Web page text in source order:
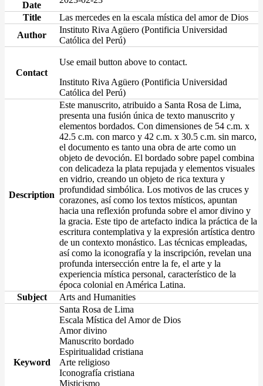
Date
Title
Las mercedes en la escala mística del amor de Dios
Author
Instituto Riva Agüero (Pontificia Universidad
Católica del Perú)
Contact
Use email button above to contact.
Instituto Riva Agüero (Pontificia Universidad
Católica del Perú)
Description
Este manuscrito, atribuido a Santa Rosa de Lima,
presenta una fusión única de texto manuscrito y
elementos bordados. Con dimensiones de 54 c.m. x
42.5 c.m. con marco y 42 c.m. x 30.5 c.m. sin marco,
el documento es tanto una obra de arte como un
objeto de devoción. El bordado sobre papel combina
con delicadeza la plata repujada y elementos visuales
en vidrio, creando un objeto de rica textura y
profundidad simbólica. Los motivos de las cruces y
corazones, así como los textos místicos, apuntan
hacia una reflexión profunda sobre el amor divino y
la gracia. Este tipo de artefacto indica la práctica de la
escritura contemplativa y la expresión artística dentro
de un contexto monástico. Las técnicas empleadas,
así como la iconografía y la inscripción, revelan una
profunda intersección entre la fe, el arte y la
experiencia mística personal, característico de la
época colonial en América Latina.
Subject
Arts and Humanities
Keyword
Santa Rosa de Lima
Escala Mística del Amor de Dios
Amor divino
Manuscrito bordado
Espiritualidad cristiana
Arte religioso
Iconografía cristiana
Misticismo